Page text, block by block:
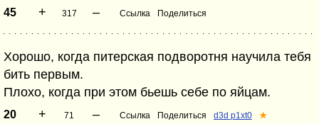
45 + 317 – Ссылка Поделиться
Хорошо, когда питерская подворотня научила тебя
бить первым.
Плохо, когда при этом бьешь себе по яйцам.
20 + 71 – Ссылка Поделиться d3d p1xt0 ★